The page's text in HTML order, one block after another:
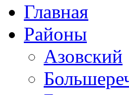
Главная
Районы
Азовский